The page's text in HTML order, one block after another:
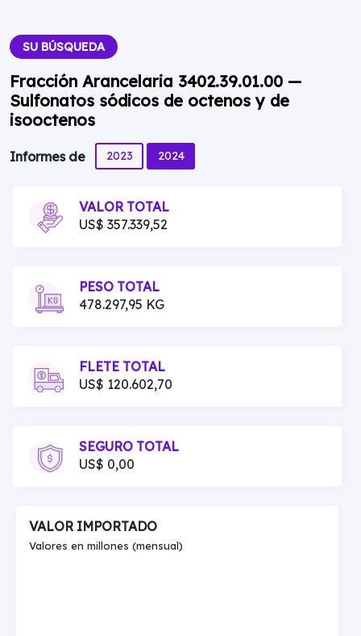
SU BÚSQUEDA
Fracción Arancelaria 3402.39.01.00 —
Sulfonatos sódicos de octenos y de
isooctenos
Informes de 2023 2024
VALOR TOTAL
US$ 357.339,52
PESO TOTAL
478.297,95 KG
FLETE TOTAL
US$ 120.602,70
SEGURO TOTAL
US$ 0,00
VALOR IMPORTADO
Valores en millones (mensual)